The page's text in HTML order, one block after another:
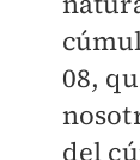
08,
del